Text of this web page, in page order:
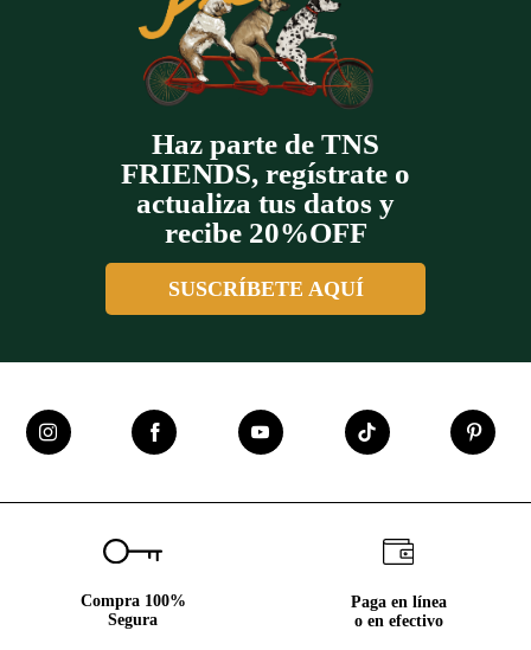
Haz parte de TNS
FRIENDS, regístrate o
actualiza tus datos y
recibe 20%OFF
SUSCRÍBETE AQUÍ
Compra 100%
Segura
Paga en línea
o en efectivo